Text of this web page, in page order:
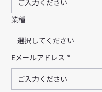
業種
Eメールアドレス *